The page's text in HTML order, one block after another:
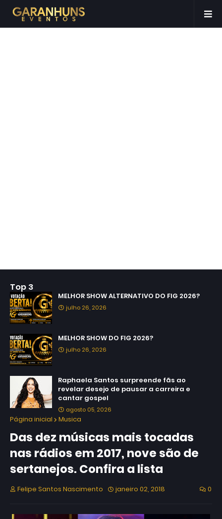
Top 3
MELHOR SHOW ALTERNATIVO DO FIG 2026?
julho 26, 2026
MELHOR SHOW DO FIG 2026?
julho 26, 2026
Raphaela Santos surpreende fãs ao
revelar desejo de pausar a carreira e
cantar gospel
agosto 05, 2026
Página inicial Musica
Das dez músicas mais tocadas
nas rádios em 2017, nove são de
sertanejos. Confira a lista
Felipe Santos Nascimento janeiro 02, 2018 0